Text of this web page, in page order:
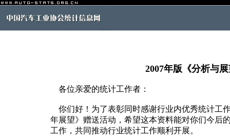
2007年版《分析与
各位亲爱的统计工作者：
你们好！为了表彰同时感谢行业内优秀统计工
年展望》赠送活动，希望这本资料能对你们今后
工作，共同推动行业统计工作顺利开展。